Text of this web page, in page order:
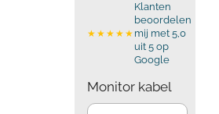
★★★★★
Klanten
beoordelen
mij met 5,0
uit 5 op
Google
Monitor kabel